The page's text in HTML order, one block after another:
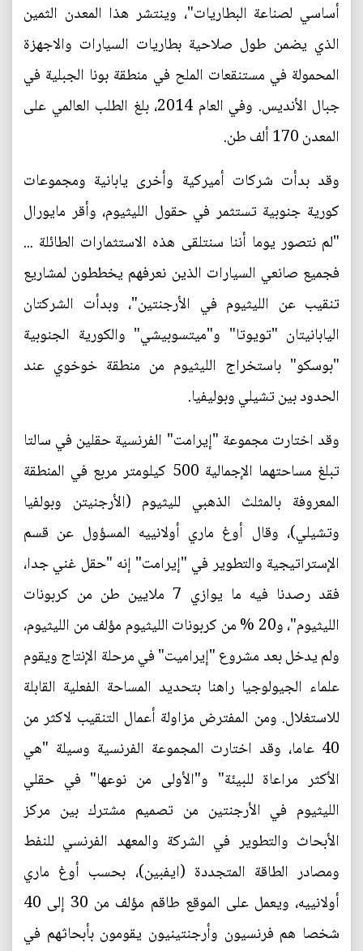
أساسي لصناعة البطاريات"، وينتشر هذا المعدن الثمين
الذي يضمن طول صلاحية بطاريات السيارات والاجهزة
المحمولة في مستنقعات الملح في منطقة بونا الجبلية في
جبال الأنديس. وفي العام 2014، بلغ الطلب العالمي على
المعدن 170 ألف طن.
وقد بدأت شركات أميركية وأخرى يابانية ومجموعات
كورية جنوبية تستثمر في حقول الليثيوم، وأقر مايورال
"لم نتصور يوما أننا سنتلقى هذه الاستثمارات الطائلة ...
فجميع صانعي السيارات الذين نعرفهم يخططون لمشاريع
تنقيب عن الليثيوم في الأرجنتين"، وبدأت الشركتان
اليابانيتان "تويوتا" و"ميتسوبيشي" والكورية الجنوبية
"بوسكو" باستخراج الليثيوم من منطقة خوخوي عند
الحدود بين تشيلي وبوليفيا.
وقد اختارت مجموعة "إيرامت" الفرنسية حقلين في سالتا
تبلغ مساحتهما الإجمالية 500 كيلومتر مربع في المنطقة
المعروفة بالمثلث الذهبي لليثيوم (الأرجنيتن وبولفيا
وتشيلي)، وقال أوغ ماري أولانييه المسؤول عن قسم
الإستراتيجية والتطوير في "إيرامت" إنه "حقل غني جدا،
فقد رصدنا فيه ما يوازي 7 ملايين طن من كربونات
الليثيوم"، و20 % من كربونات الليثيوم مؤلف من الليثيوم،
ولم يدخل بعد مشروع "إيراميت" في مرحلة الإنتاج ويقوم
علماء الجيولوجيا راهنا بتحديد المساحة الفعلية القابلة
للاستغلال. ومن المفترض مزاولة أعمال التنقيب لاكثر من
40 عاما، وقد اختارت المجموعة الفرنسية وسيلة "هي
الأكثر مراعاة للبيئة" و"الأولى من نوعها" في حقلي
الليثيوم في الأرجنتين من تصميم مشترك بين مركز
الأبحاث والتطوير في الشركة والمعهد الفرنسي للنفط
ومصادر الطاقة المتجددة (ايفبين)، بحسب أوغ ماري
أولانييه، ويعمل على الموقع طاقم مؤلف من 30 إلى 40
شخصا هم فرنسيون وأرجنتينيون يقومون بأبحاثهم في